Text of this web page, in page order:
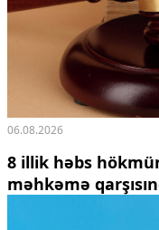
06.08.2026
8 illik həbs
məhkəmə